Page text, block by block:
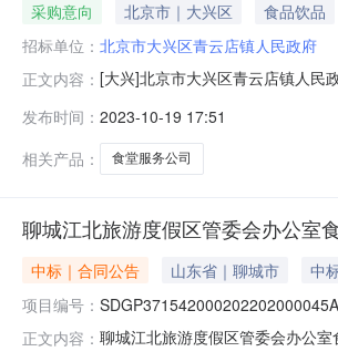
采购意向 北京市｜大兴区 食品饮品
招标单位： 北京市大兴区青云店镇人民政府
正文内容： [大兴]北京市大兴区青云店镇人民
北京市大兴区青云店镇人民政府
量、服务、安全:合格。
发布时间： 2023-10-19 17:51
相关产品：
食堂服务公司
聊城江北旅游度假区管委会办公室
中标｜合同公告 山东省｜聊城市
中
项目编号：
正文内容： 聊城江北旅游度假区管委会办公